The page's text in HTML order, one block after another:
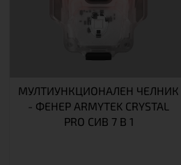
МУЛТИУНКЦИОНАЛЕН ЧЕЛНИК
- ФЕНЕР ARMYTEK CRYSTAL
PRO СИВ 7 В 1